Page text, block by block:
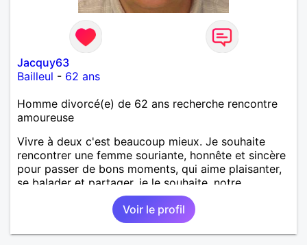
Jacquy63
Bailleul - 62 ans
Homme divorcé(e) de 62 ans recherche rencontre
amoureuse
Vivre à deux c'est beaucoup mieux. Je souhaite
rencontrer une femme souriante, honnête et sincère
pour passer de bons moments, qui aime plaisanter,
se balader et partager, je le souhaite, notre
complicité. J'aime beaucoup les chantiers de
randonnée pour se défouler, se relaxer, se détendre
et finalement prendre du bon temps. C'est difficile
de tout dire en quelques lignes. En revanche, vous
Voir le profil